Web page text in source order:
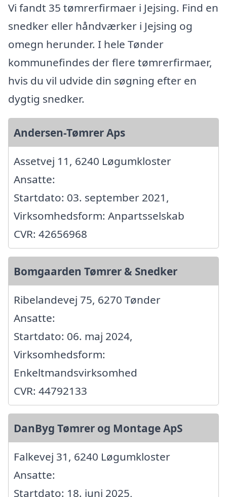
Vi fandt 35 tømrerfirmaer i Jejsing. Find en
snedker eller håndværker i Jejsing og
omegn herunder. I hele Tønder
kommunefindes der flere tømrerfirmaer,
hvis du vil udvide din søgning efter en
dygtig snedker.
Andersen-Tømrer Aps
Assetvej 11, 6240 Løgumkloster
Ansatte:
Startdato: 03. september 2021,
Virksomhedsform: Anpartsselskab
CVR: 42656968
Bomgaarden Tømrer & Snedker
Ribelandevej 75, 6270 Tønder
Ansatte:
Startdato: 06. maj 2024,
Virksomhedsform:
Enkeltmandsvirksomhed
CVR: 44792133
DanByg Tømrer og Montage ApS
Falkevej 31, 6240 Løgumkloster
Ansatte:
Startdato: 18. juni 2025,